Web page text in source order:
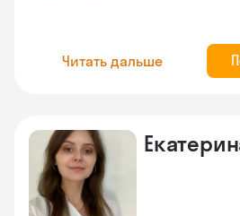
Читать дальше